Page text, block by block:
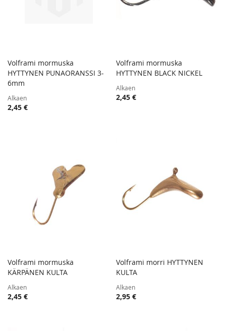
Lisää ostoskoriin
TOIVELISTA
VERTAILUUN
Volframi mormuska
HYTTYNEN PUNAORANSSI 3-
6mm
Alkaen
2,45 €
Lisää ostoskoriin
Volframi mormuska
HYTTYNEN BLACK NICKEL
Alkaen
2,45 €
Lisää ostoskoriin
TOIVELISTA
VERTAILUUN
Volframi mormuska
KÄRPÄNEN KULTA
Alkaen
2,45 €
Lisää ostoskoriin
Volframi morri HYTTYNEN
KULTA
Alkaen
2,95 €